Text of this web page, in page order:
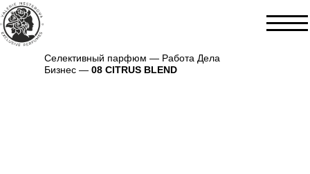
Селективный парфюм — Работа Дела
Бизнес — 08 CITRUS BLEND